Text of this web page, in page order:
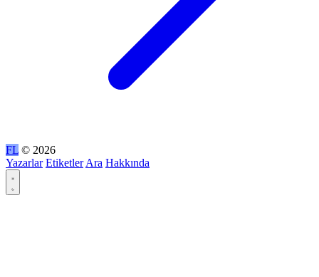
FL © 2026
Yazarlar Etiketler Ara Hakkında